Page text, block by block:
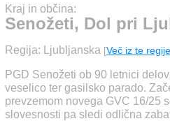
Kraj in občina:
Senožeti, Dol pri
Regija: Ljubljanska [Več iz te regije
PGD Senožeti ob 90 letnici
veselico ter gasilsko parado.
prevzemom novega GVC 16/25
slovesnosti pa sledi odlična